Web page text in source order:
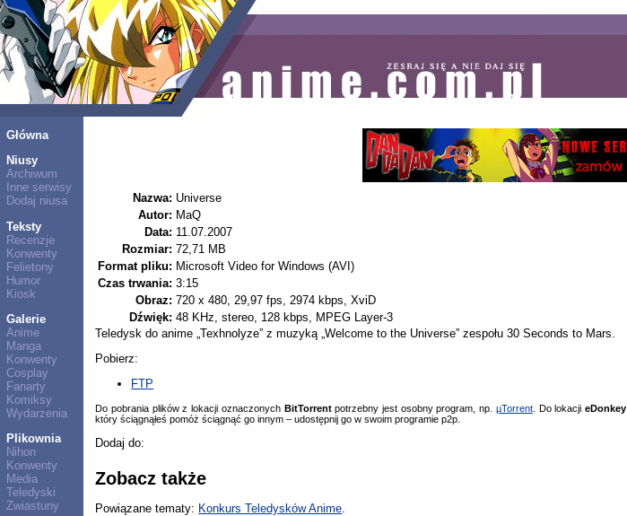
Główna
Niusy
Archiwum
Inne serwisy
Dodaj niusa
Teksty
Recenzje
Konwenty
Felietony
Humor
Kiosk
Galerie
Anime
Manga
Konwenty
Cosplay
Fanarty
Komiksy
Wydarzenia
Plikownia
Nihon
Konwenty
Media
Teledyski
Zwiastuny
Nazwa: Universe
Autor: MaQ
Data: 11.07.2007
Rozmiar: 72,71 MB
Format pliku: Microsoft Video for Windows (AVI)
Czas trwania: 3:15
Obraz: 720 x 480, 29,97 fps, 2974 kbps, XviD
Dźwięk: 48 KHz, stereo, 128 kbps, MPEG Layer-3
Teledysk do anime „Texhnolyze” z muzyką „Welcome to the Universe” zespołu 30 Seconds to Mars.
Pobierz:
FTP
Do pobrania plików z lokacji oznaczonych BitTorrentpotrzebny jest osobny program, np. µTorrent. Do lokacjieDonkey
który ściągnąłeś pomóż ściągnąć go innym – udostępnij go w swoim programie p2p.
Dodaj do:
Zobacz także
Powiązane tematy: Konkurs Teledysków Anime